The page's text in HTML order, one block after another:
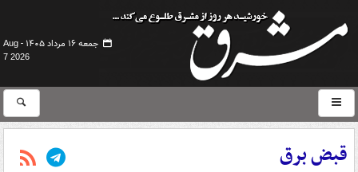
جمعه ۱۶ مرداد ۱۴۰۵ -
Aug
7 2026
قبض برق